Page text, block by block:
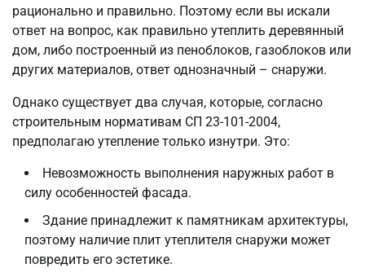
рационально и правильно. Поэтому если вы искали
ответ на вопрос, как правильно утеплить деревянный
дом, либо построенный из пеноблоков, газоблоков или
других материалов, ответ однозначный – снаружи.
Однако существует два случая, которые, согласно
строительным нормативам СП 23-101-2004,
предполагаю утепление только изнутри. Это:
Невозможность выполнения наружных работ в
силу особенностей фасада.
Здание принадлежит к памятникам архитектуры,
поэтому наличие плит утеплителя снаружи может
повредить его эстетике.